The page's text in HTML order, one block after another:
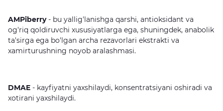
AMPiberry- bu yallig'lanishga qarshi, antioksidant va
og'riq qoldiruvchi xususiyatlarga ega, shuningdek, anabolik
ta'sirga ega bo'lgan archa rezavorlari ekstrakti va
xamirturushning noyob aralashmasi.
DMAE - kayfiyatni yaxshilaydi, konsentratsiyani oshiradi va
xotirani yaxshilaydi.